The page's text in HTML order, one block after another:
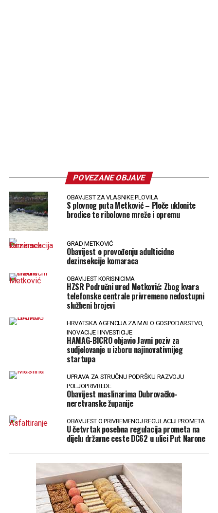
POVEZANE OBJAVE
OBAVJEST ZA VLASNIKE PLOVILA
S plovnog puta Metković – Ploče uklonite
brodice te ribolovne mreže i opremu
GRAD METKOVIĆ
Obavijest o provođenju adulticidne
dezinsekcije komaraca
OBAVIJEST KORISNICIMA
HZSR Područni ured Metković: Zbog kvara
telefonske centrale privremeno nedostupni
službeni brojevi
HRVATSKA AGENCIJA ZA MALO GOSPODARSTVO,
INOVACIJE I INVESTICIJE
HAMAG-BICRO objavio Javni poziv za
sudjelovanje u izboru najinovativnijeg
startupa
UPRAVA ZA STRUČNU PODRŠKU RAZVOJU
POLJOPRIVREDE
Obavijest maslinarima Dubrovačko-
neretvanske županije
OBAVIJEST O PRIVREMENOJ REGULACIJI PROMETA
U četvrtak posebna regulacija prometa na
dijelu državne ceste DC62 u ulici Put Narone